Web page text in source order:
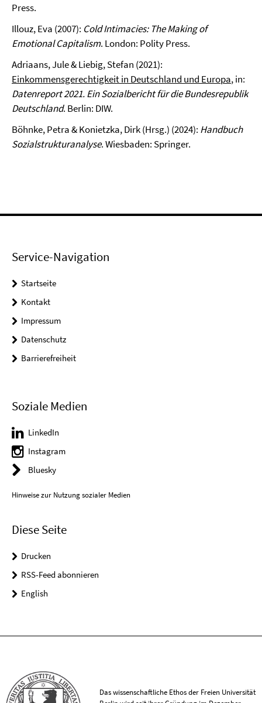
Press.
Illouz, Eva (2007): Cold Intimacies: The Making of
Emotional Capitalism. London: Polity Press.
Adriaans, Jule & Liebig, Stefan (2021):
Einkommensgerechtigkeit in Deutschland und Europa, in:
Datenreport 2021. Ein Sozialbericht für die Bundesrepublik
Deutschland. Berlin: DIW.
Böhnke, Petra & Konietzka, Dirk (Hrsg.) (2024): Handbuch
Sozialstrukturanalyse. Wiesbaden: Springer.
Service-Navigation
Startseite
Kontakt
Impressum
Datenschutz
Barrierefreiheit
Soziale Medien
LinkedIn
Instagram
Bluesky
Hinweise zur Nutzung sozialer Medien
Diese Seite
Drucken
RSS-Feed abonnieren
English
Das wissenschaftliche Ethos der Freien Universität